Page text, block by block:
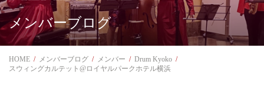
メンバーブログ
HOME メンバーブログ メンバー
Drum Kyoko
スウィングカルテット@ロイヤルパークホテル横浜